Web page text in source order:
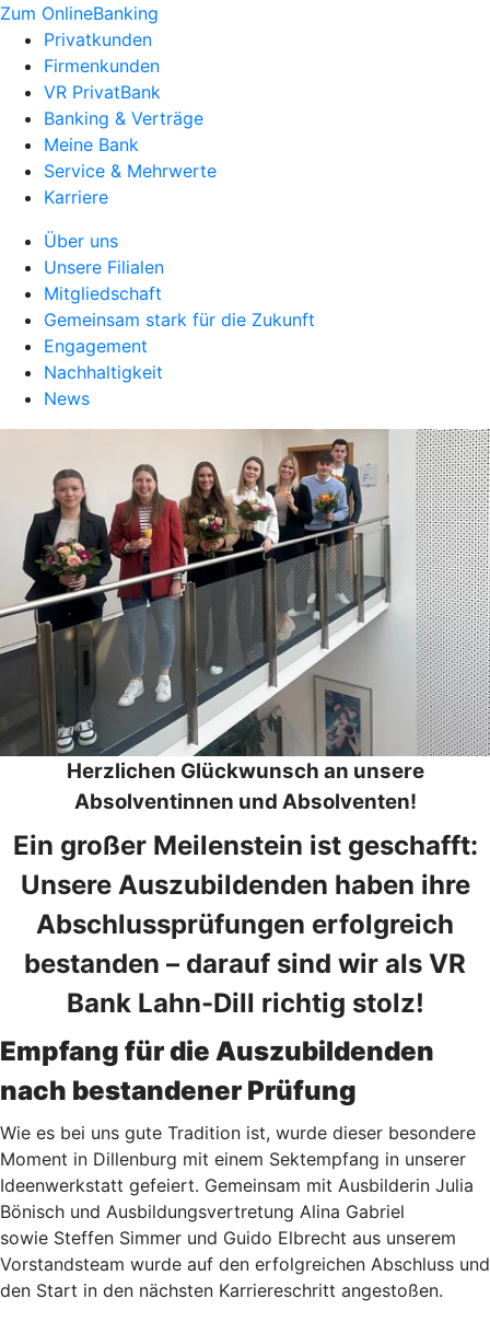
Zum OnlineBanking
Privatkunden
Firmenkunden
VR PrivatBank
Banking & Verträge
Meine Bank
Service & Mehrwerte
Karriere
Über uns
Unsere Filialen
Mitgliedschaft
Gemeinsam stark für die Zukunft
Engagement
Nachhaltigkeit
News
Herzlichen Glückwunsch an unsere
Absolventinnen und Absolventen!
Ein großer Meilenstein ist geschafft:
Unsere Auszubildenden haben ihre
Abschlussprüfungen erfolgreich
bestanden – darauf sind wir als VR
Bank Lahn-Dill richtig stolz!
Empfang für die Auszubildenden
nach bestandener Prüfung
Wie es bei uns gute Tradition ist, wurde dieser besondere
Moment in Dillenburg mit einem Sektempfang in unserer
Ideenwerkstatt gefeiert. Gemeinsam mit Ausbilderin Julia
Bönisch und Ausbildungsvertretung Alina Gabriel
sowie Steffen Simmer und Guido Elbrecht aus unserem
Vorstandsteam wurde auf den erfolgreichen Abschluss und
den Start in den nächsten Karriereschritt angestoßen.